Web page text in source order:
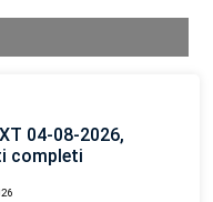
04-08-2026,
completi